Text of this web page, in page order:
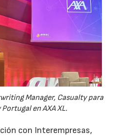
Manager, Casualty para
Portugal en AXA XL.
con Interempresas,